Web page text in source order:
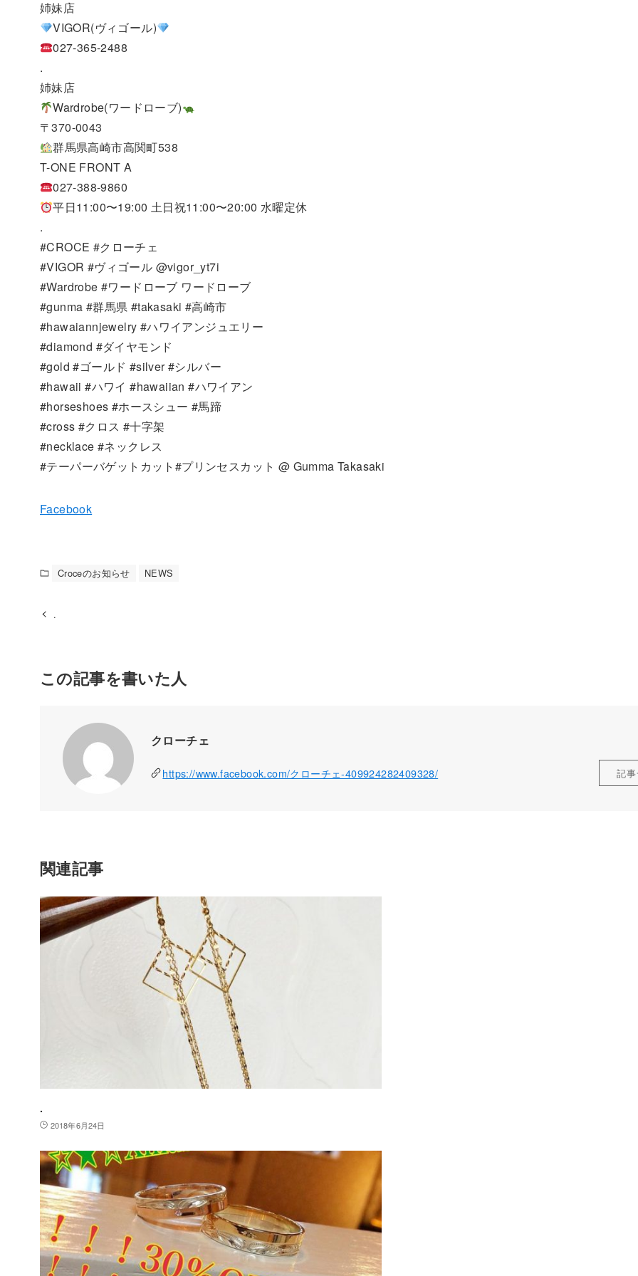
姉妹店
VIGOR(ヴィゴール)
027-365-2488
.
姉妹店
Wardrobe(ワードローブ)
〒370-0043
群馬県高崎市高関町538
T-ONE FRONT A
027-388-9860
平日11:00〜19:00 土日祝11:00〜20:00 水曜定休
.
#CROCE #クローチェ
#VIGOR #ヴィゴール @vigor_yt7i
#Wardrobe #ワードローブ ワードローブ
#gunma #群馬県 #takasaki #高崎市
#hawaiannjewelry #ハワイアンジュエリー
#diamond #ダイヤモンド
#gold #ゴールド #silver #シルバー
#hawaii #ハワイ #hawaiian #ハワイアン
#horseshoes #ホースシュー #馬蹄
#cross #クロス #十字架
#necklace #ネックレス
#テーパーバゲットカット#プリンセスカット @ Gumma Takasaki
Facebook
Croceのお知らせ NEWS
.
この記事を書いた人
クローチェ
https://www.facebook.com/クローチェ-409924282409328/ 記
関連記事
.
2018年6月24日